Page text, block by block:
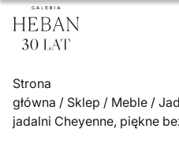
Strona
główna / Sklep / Meble /
jadalni Cheyenne, piękne